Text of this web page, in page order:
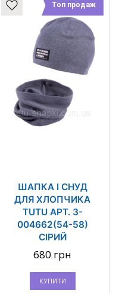
Топ продаж
ШАПКА І СНУД
ДЛЯ ХЛОПЧИКА
TUTU АРТ. 3-
004662(54-58)
СІРИЙ
680 грн
КУПИТИ